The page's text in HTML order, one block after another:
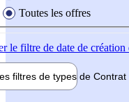
Toutes les offres
le filtre de date de création
filtres de types de Contrat